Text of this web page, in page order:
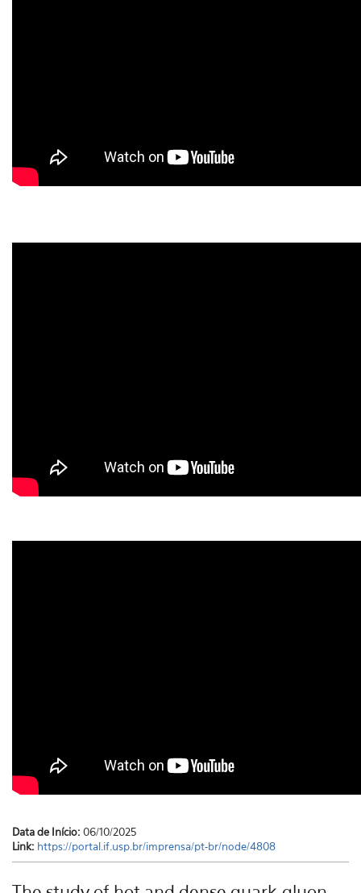
Data de Início: 06/10/2025
Link: https://portal.if.usp.br/imprensa/pt-br/node/4808